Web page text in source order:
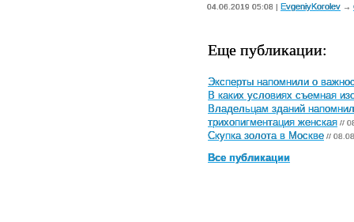
04.06.2019 05:08 | EvgeniyKorolev →
Еще публикации:
Эксперты напомнили о
В каких условиях съемная
Владельцам зданий
трихопигментация женская //
Скупка золота в Москве //
Все публикации